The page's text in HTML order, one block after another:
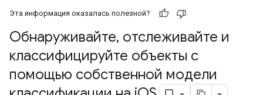
Эта информация оказалась полезной?
Обнаруживайте, отслеживайте и
классифицируйте объекты с
помощью собственной модели